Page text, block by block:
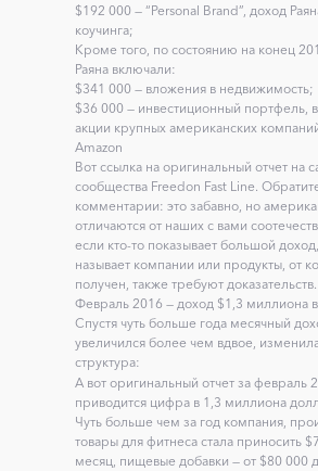
$192 000 — “Personal Brand”, доход
коучинга;
Кроме того, по состоянию на конец
Раяна включали:
$341 000 — вложения в недвижимость;
$36 000 — инвестиционный портфель,
акции крупных американских
Amazon
Вот ссылка на оригинальный отчет на
сообщества Freedon Fast Line.
комментарии: это забавно, но
отличаются от наших с вами
если кто-то показывает большой
называет компании или продукты, от
получен, также требуют доказательств.
Февраль 2016 — доход $1,3 миллиона
Спустя чуть больше года месячный
увеличился более чем вдвое,
структура:
А вот оригинальный отчет за февраль
приводится цифра в 1,3 миллиона
Чуть больше чем за год компания,
товары для фитнеса стала приносить
месяц, пищевые добавки — от $80 000